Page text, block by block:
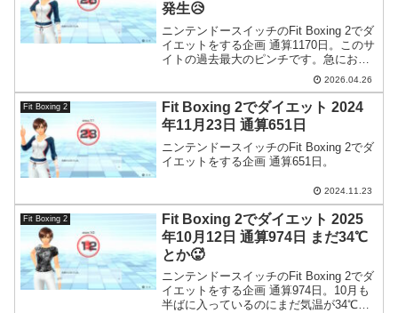
発生😥
ニンテンドースイッチのFit Boxing 2でダ
イエットをする企画 通算1170日。このサ
イトの過去最大のピンチです。急におか
しくなってしまった。壊れたのかも…。
2026.04.26
Fit Boxing 2
Fit Boxing 2でダイエット 2024
年11月23日 通算651日
ニンテンドースイッチのFit Boxing 2でダ
イエットをする企画 通算651日。
2024.11.23
Fit Boxing 2
Fit Boxing 2でダイエット 2025
年10月12日 通算974日 まだ34℃
とか🥵
ニンテンドースイッチのFit Boxing 2でダ
イエットをする企画 通算974日。10月も
半ばに入っているのにまだ気温が34℃と